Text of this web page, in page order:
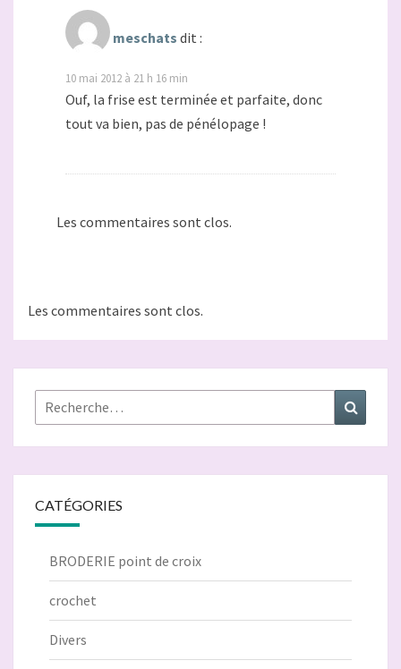
meschats dit :
10 mai 2012 à 21 h 16 min
Ouf, la frise est terminée et parfaite, donc
tout va bien, pas de pénélopage !
Les commentaires sont clos.
Les commentaires sont clos.
Rechercher :
CATÉGORIES
BRODERIE point de croix
crochet
Divers